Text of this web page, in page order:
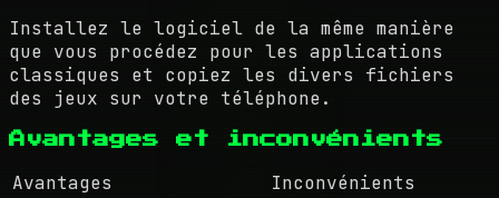
Installez le logiciel de la même manière
que vous procédez pour les applications
classiques et copiez les divers fichiers
des jeux sur votre téléphone.
Avantages et inconvénients
Avantages
Inconvénients